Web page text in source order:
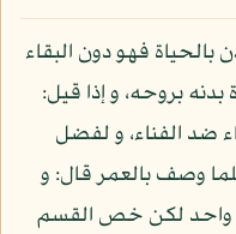
بالحياة فهو دون البقاء
بروحه، و إذا قيل:
ضد الفناء، و لفضل
وصف بالعمر قال: و
- واحد لكن خص القسم